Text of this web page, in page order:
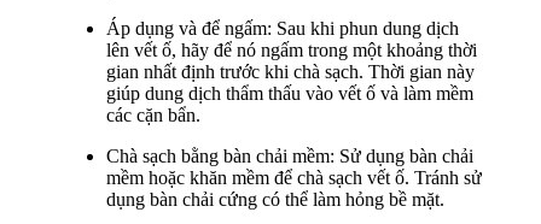
Áp dụng và để ngấm: Sau khi phun dung dịch
lên vết ố, hãy để nó ngấm trong một khoảng thời
gian nhất định trước khi chà sạch. Thời gian này
giúp dung dịch thẩm thấu vào vết ố và làm mềm
các cặn bẩn.
Chà sạch bằng bàn chải mềm: Sử dụng bàn chải
mềm hoặc khăn mềm để chà sạch vết ố. Tránh sử
dụng bàn chải cứng có thể làm hỏng bề mặt.